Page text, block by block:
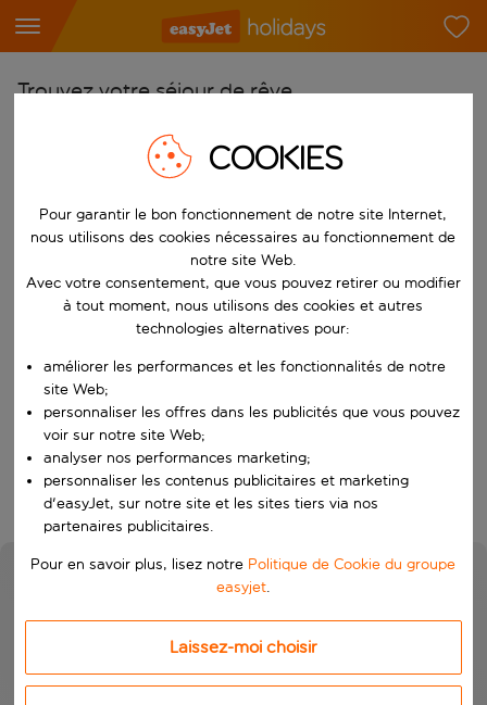
Trouvez votre séjour de rêve
Commencez à taper pour la saisie automatique. Lorsque les
Choisissez votre aéroport
Commencez à taper pour la saisie automatique. Lorsque les
Choisissez votre destination
Vers
Choisissez vos dates
Quand
Qui
Rechercher
COOKIES
Pour garantir le bon fonctionnement de notre site Internet,
nous utilisons des cookies nécessaires au fonctionnement de
notre site Web.
Avec votre consentement, que vous pouvez retirer ou modifier
à tout moment, nous utilisons des cookies et autres
technologies alternatives pour:
améliorer les performances et les fonctionnalités de notre
site Web;
personnaliser les offres dans les publicités que vous pouvez
voir sur notre site Web;
analyser nos performances marketing;
personnaliser les contenus publicitaires et marketing
d'easyJet, sur notre site et les sites tiers via nos
partenaires publicitaires.
Pour en savoir plus, lisez notre Politique de Cookie du groupe
easyjet.
Laissez-moi choisir